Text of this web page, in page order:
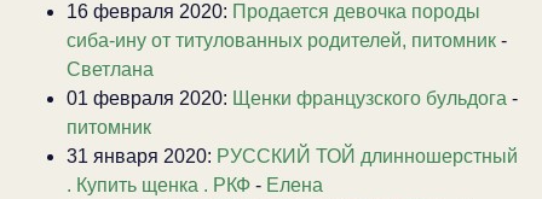
16 февраля 2020: Продается девочка породы
сиба-ину от титулованных родителей, питомник -
Светлана
01 февраля 2020: Щенки французского бульдога -
питомник
31 января 2020: РУССКИЙ ТОЙ длинношерстный
. Купить щенка . РКФ - Елена